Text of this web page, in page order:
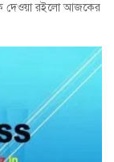
দেওয়া রইলো আজকের